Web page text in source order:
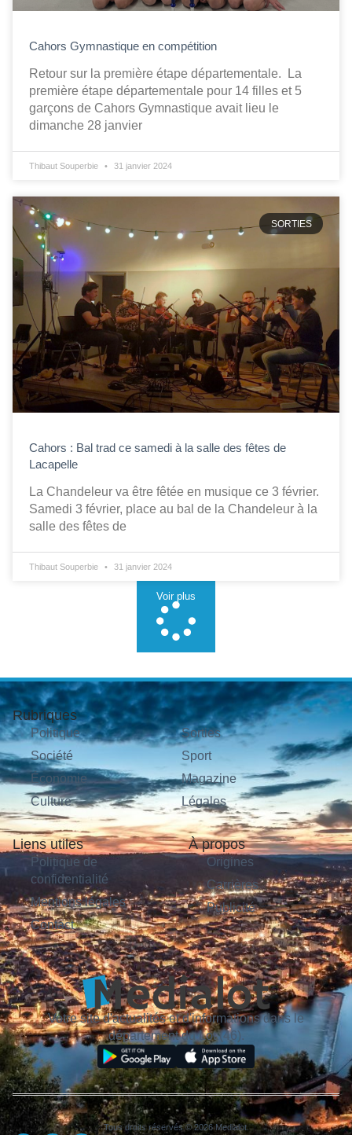
Cahors Gymnastique en compétition
Retour sur la première étape départementale. La
première étape départementale pour 14 filles et 5
garçons de Cahors Gymnastique avait lieu le
dimanche 28 janvier
Thibaut Souperbie 31 janvier 2024
SORTIES
Cahors : Bal trad ce samedi à la salle des fêtes de
Lacapelle
La Chandeleur va être fêtée en musique ce 3 février.
Samedi 3 février, place au bal de la Chandeleur à la
salle des fêtes de
Thibaut Souperbie 31 janvier 2024
Voir plus
Rubriques
Politique
Société
Économie
Culture
Sorties
Sport
Magazine
Légales
Liens utiles
Politique de
confidentialité
Mentions légales
Contact
À propos
Origines
Carrières
Publicité
Votre site d'actualités et d'informations dans le
département du Lot (46).
Tous droits réservés © 2026 Medialot.